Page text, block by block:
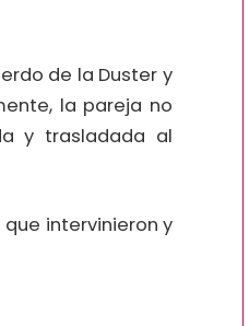
de la Duster y
la pareja no
y trasladada al
intervinieron y